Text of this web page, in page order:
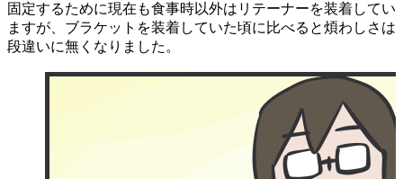
固定するために現在も食事時以外はリテーナーを装着してい
ますが、ブラケットを装着していた頃に比べると煩わしさは
段違いに無くなりました。